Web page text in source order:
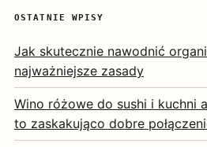
OSTATNIE WPISY
Jak skutecznie nawodnić
najważniejsze zasady
Wino różowe do sushi i kuchni
to zaskakująco dobre